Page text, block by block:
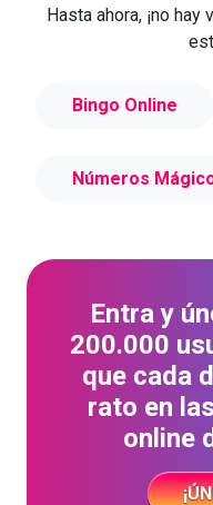
Hasta ahora, ¡no
Bingo Online
Números
Entra y
200.000
que cada
rato en
online